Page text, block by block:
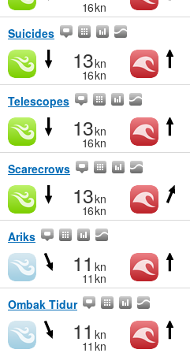
16kn
Suicides
13kn
16kn
Telescopes
13kn
16kn
Scarecrows
13kn
16kn
Ariks
11 kn
11 kn
Ombak Tidur
11 kn
11 kn